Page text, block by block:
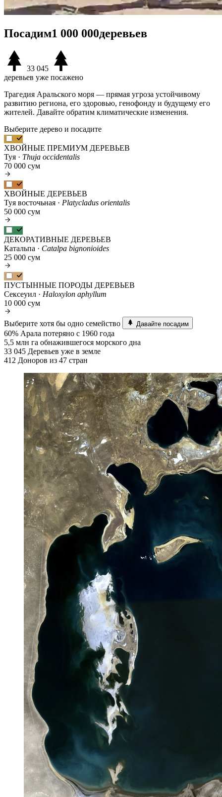
Посадим1 000 000деревьев
33 045
деревьев уже посажено
Трагедия Аральского моря — прямая угроза устойчивому
развитию региона, его здоровью, генофонду и будущему его
жителей. Давайте обратим климатические изменения.
Выберите дерево и посадите
ХВОЙНЫЕ ПРЕМИУМ ДЕРЕВЬЕВ
Туя · Thuja occidentalis
70 000 сум
ХВОЙНЫЕ ДЕРЕВЬЕВ
Туя восточьная · Platycladus orientalis
50 000 сум
ДЕКОРАТИВНЫЕ ДЕРЕВЬЕВ
Катальпа · Catalpa bignonioides
25 000 сум
ПУСТЫННЫЕ ПОРОДЫ ДЕРЕВЬЕВ
Сексеуил · Haloxylon aphyllum
10 000 сум
Выберите хотя бы одно семейство Давайте посадим
60% Арала потеряно с 1960 года
5,5 млн га обнажившегося морского дна
33 045 Деревьев уже в земле
412 Доноров из 47 стран